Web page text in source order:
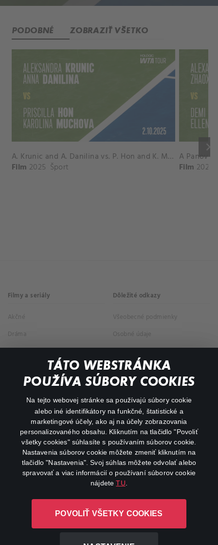
TÁTO WEBSTRÁNKA
POUŽÍVA SÚBORY COOKIES
Na tejto webovej stránke sa používajú súbory cookie
alebo iné identifikátory na funkčné, štatistické a
marketingové účely, ako aj na účely zobrazovania
personalizovaného obsahu. Kliknutím na tlačidlo "Povoliť
všetky cookies" súhlasíte s používaním súborov cookie.
Nastavenia súborov cookie môžete zmeniť kliknutím na
tlačidlo "Nastavenia". Svoj súhlas môžete odvolať alebo
spravovať a viac informácií o používaní súborov cookie
nájdeteTU
POVOLIŤ VŠETKY COOKIES
PODOBNÉ ZOBRAZIŤ VŠETKO
keyboard_arrow_right
A. Krunic and A. Danilina vs. P. Hon and K. Muchova Match Highlights - BEIJING_Capital Group Diamond ( October 02, 2025)
Film 2025 Šport Film 2026
Filmy a seriály
Akčné
Dráma
Dôležité odkazy
Všeobecné podmienky
Osobné údaje
O aplikácii Canal+
Canal+ Luxembourg S. à r.l. so sídlom Rue Albert Borschette 4,